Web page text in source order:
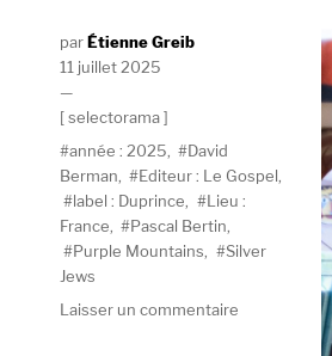
AuteurÉtienne Greib
Publié
le
11 juillet 2025
Catégories
selectorama
Étiquettes
année : 2025
David
Berman
Editeur : Le Gospel
label : Duprince
Lieu :
France
Pascal Bertin
Purple Mountains
Silver
Jews
Laisser un commentaire
Selectorama